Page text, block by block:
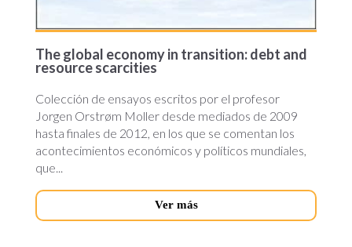
The global economy in transition: debt and
resource scarcities
Colección de ensayos escritos por el profesor
Jorgen Orstrøm Moller desde mediados de 2009
hasta finales de 2012, en los que se comentan los
acontecimientos económicos y políticos mundiales,
que...
Ver más